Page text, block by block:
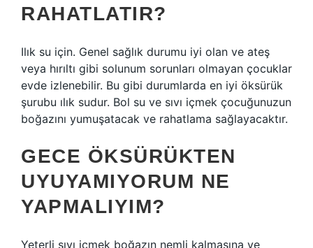
RAHATLATIR?
Ilık su için. Genel sağlık durumu iyi olan ve ateş
veya hırıltı gibi solunum sorunları olmayan çocuklar
evde izlenebilir. Bu gibi durumlarda en iyi öksürük
şurubu ılık sudur. Bol su ve sıvı içmek çocuğunuzun
boğazını yumuşatacak ve rahatlama sağlayacaktır.
GECE ÖKSÜRÜKTEN
UYUYAMIYORUM NE
YAPMALIYIM?
Yeterli sıvı içmek boğazın nemli kalmasına ve